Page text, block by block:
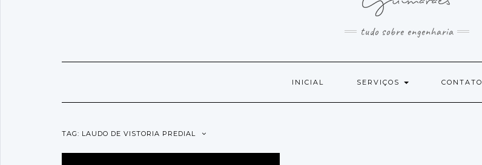
tudo sobre engenharia
INICIAL SERVIÇOS CONTATO
TAG: LAUDO DE VISTORIA PREDIAL